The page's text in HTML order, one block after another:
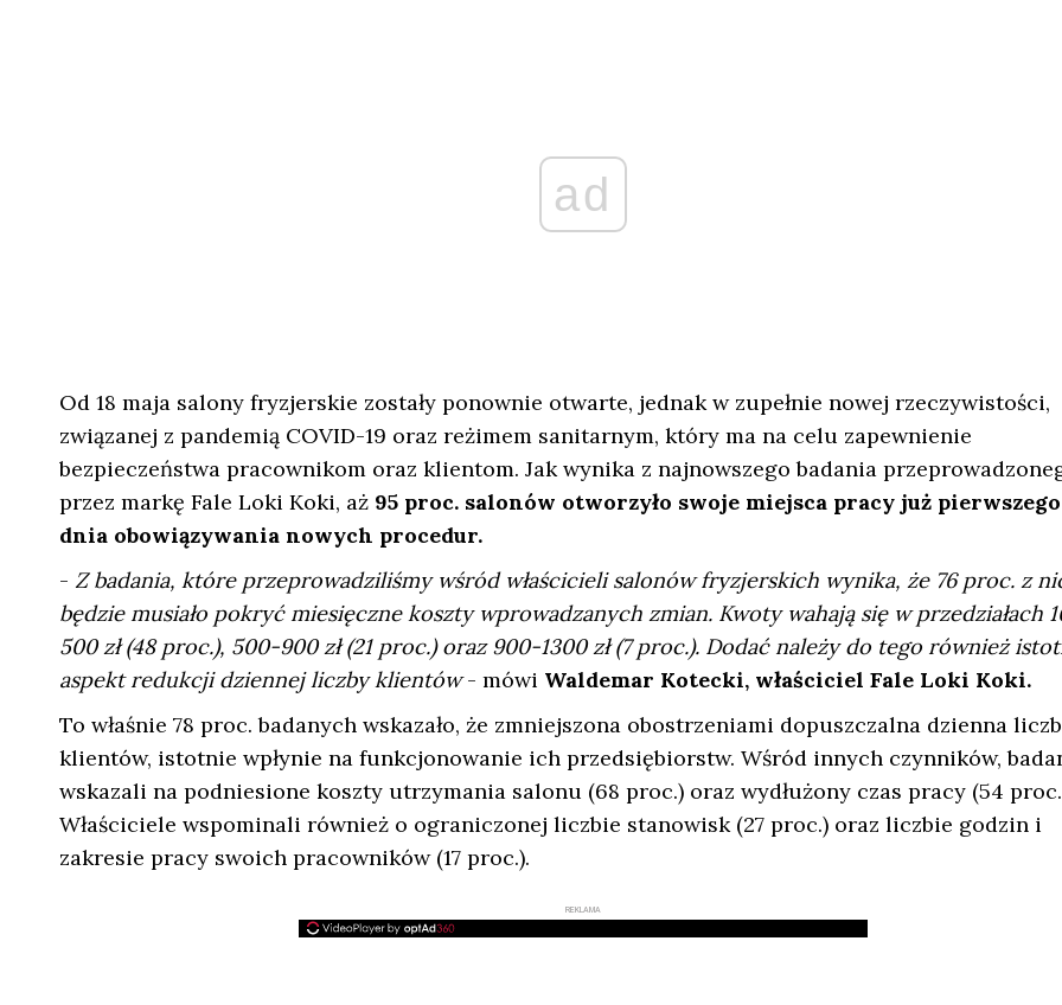
ad
Od 18 maja salony fryzjerskie zostały ponownie otwarte, jednak w zupełnie nowej rzeczywistości,
związanej z pandemią COVID-19 oraz reżimem sanitarnym, który ma na celu zapewnienie
bezpieczeństwa pracownikom oraz klientom. Jak wynika z najnowszego badania
przez markę Fale Loki Koki, aż 95 proc. salonów otworzyło swoje miejsca pracy już pierwszego
dnia obowiązywania nowych procedur.
- Z badania, które przeprowadziliśmy wśród właścicieli salonów fryzjerskich wynika, że 76 proc. z
będzie musiało pokryć miesięczne koszty wprowadzanych zmian. Kwoty wahają się w przedziałach
500 zł (48 proc.), 500-900 zł (21 proc.) oraz 900-1300 zł (7 proc.). Dodać należy do tego również
aspekt redukcji dziennej liczby klientów- mówi Waldemar Kotecki, właściciel Fale Loki Koki.
To właśnie 78 proc. badanych wskazało, że zmniejszona obostrzeniami dopuszczalna dzienna
klientów, istotnie wpłynie na funkcjonowanie ich przedsiębiorstw. Wśród innych czynników,
wskazali na podniesione koszty utrzymania salonu (68 proc.) oraz wydłużony czas pracy (54
Właściciele wspominali również o ograniczonej liczbie stanowisk (27 proc.) oraz liczbie godzin i
zakresie pracy swoich pracowników (17 proc.).
REKLAMA